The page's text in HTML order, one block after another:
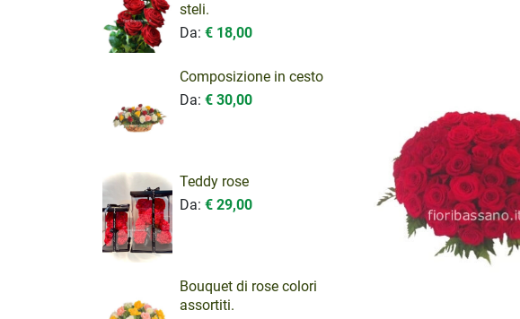
steli.
Da:€ 18,00
Composizione in cesto
Da:€ 30,00
Teddy rose
Da:€ 29,00
Bouquet di rose colori
assortiti.